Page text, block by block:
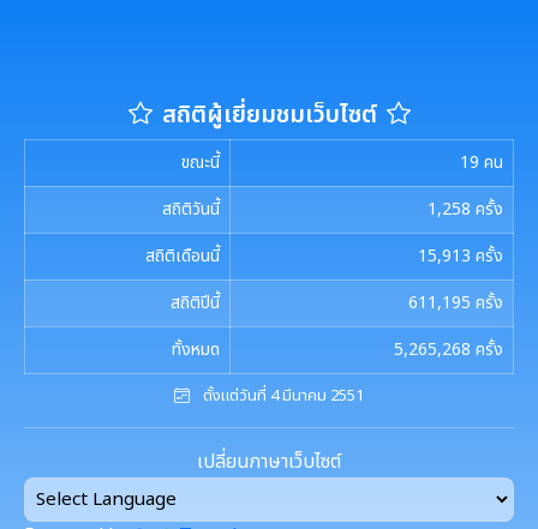
สถิติผู้เยี่ยมชมเว็บไซต์
ขณะนี้ 19 คน
สถิติวันนี้
1,258 ครั้ง
สถิติเดือนนี้
15,913 ครั้ง
สถิติปีนี้
611,195 ครั้ง
ทั้งหมด
5,265,268 ครั้ง
ตั้งแต่วันที่ 4 มีนาคม 2551
เปลี่ยนภาษาเว็บไซต์